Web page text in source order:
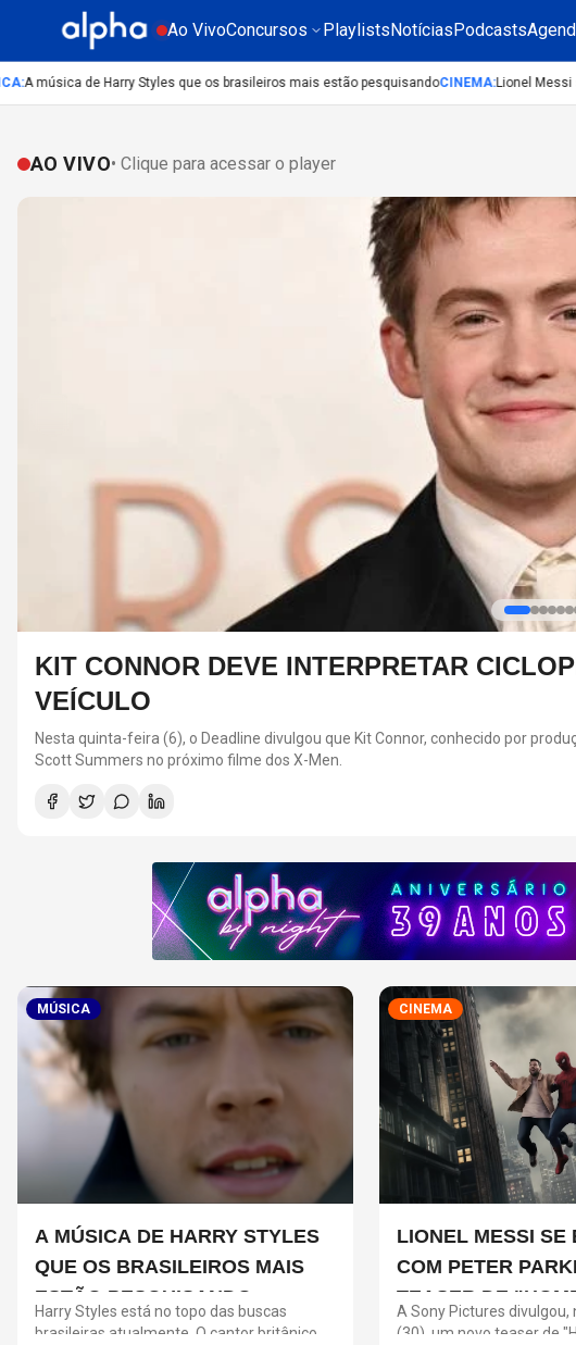
Ao VivoConcursos PlaylistsNotíciasPodcasts
música de Harry Styles que os brasileiros mais estão pesquisandoCINEMA:Lionel Messi se
AO VIVO• Clique para acessar o player
KIT CONNOR DEVE INTERPRETAR
VEÍCULO
Nesta quinta-feira (6), o Deadline divulgou que Kit Connor, conhecido por
Scott Summers no próximo filme dos X-Men.
MÚSICA
A MÚSICA DE HARRY STYLES
QUE OS BRASILEIROS MAIS
ESTÃO PESQUISANDO
Harry Styles está no topo das buscas
brasileiras atualmente. O cantor britânico
CINEMA
LIONEL MESSI SE
COM PETER
TEASER DE
UM NOVO DIA"
A Sony Pictures
(30), um novo teaser de